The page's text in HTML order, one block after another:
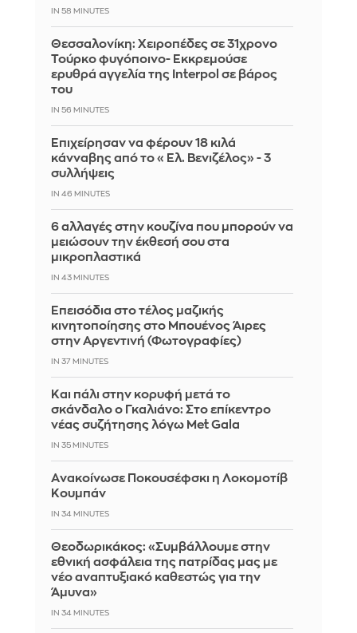
IN 58 MINUTES
Θεσσαλονίκη: Χειροπέδες σε 31χρονο
Τούρκο φυγόποινο- Εκκρεμούσε
ερυθρά αγγελία της Interpol σε βάρος
του
IN 56 MINUTES
Επιχείρησαν να φέρουν 18 κιλά
κάνναβης από το «Ελ. Βενιζέλος» - 3
συλλήψεις
IN 46 MINUTES
6 αλλαγές στην κουζίνα που μπορούν να
μειώσουν την έκθεσή σου στα
μικροπλαστικά
IN 43 MINUTES
Επεισόδια στο τέλος μαζικής
κινητοποίησης στο Μπουένος Άιρες
στην Αργεντινή (Φωτογραφίες)
IN 37 MINUTES
Και πάλι στην κορυφή μετά το
σκάνδαλο ο Γκαλιάνο: Στο επίκεντρο
νέας συζήτησης λόγω Met Gala
IN 35 MINUTES
Aνακοίνωσε Ποκουσέφσκι η Λοκομοτίβ
Κουμπάν
IN 34 MINUTES
Θεοδωρικάκος: «Συμβάλλουμε στην
εθνική ασφάλεια της πατρίδας μας με
νέο αναπτυξιακό καθεστώς για την
Άμυνα»
IN 34 MINUTES